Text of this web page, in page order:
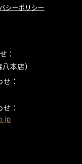
シーポリシー
：
八本店）
：
：